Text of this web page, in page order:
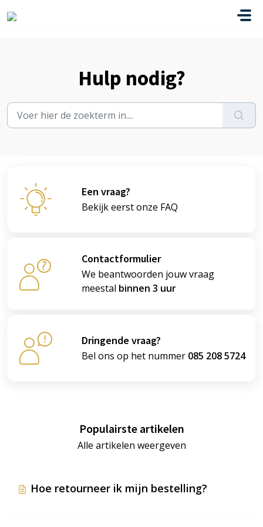
Hulp nodig?
Een vraag?
Bekijk eerst onze FAQ
Contactformulier
We beantwoorden jouw vraag
meestal binnen 3 uur
Dringende vraag?
Bel ons op het nummer 085 208 5724
Populairste artikelen
Alle artikelen weergeven
Hoe retourneer ik mijn bestelling?